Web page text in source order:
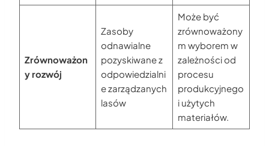
Zrównoważon
y rozwój
Zasoby
odnawialne
pozyskiwane z
odpowiedzialni
e zarządzanych
lasów
Może być
zrównoważony
m wyborem w
zależności od
procesu
produkcyjnego
i użytych
materiałów.